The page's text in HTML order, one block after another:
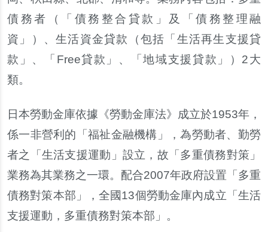
債務者
（「 債務整合貸款 」 及 「 債務整理融
資 」） 、 生活資金貸款 （包括 「 生活再生支援貸
款 」、「 Free貸款 」、「地域支援貸款 」） 2大
類。
日本勞動金庫依據 《勞動金庫法》 成立於1953年 ，
係一非營利的 「福祉金融機構 」，為勞動者、 勤勞
者之
「 生活支援運動 」 設立 ， 故 「 多重債務對策 」
業務為其業務之一環。 配合2007年政府設置 「 多重
債務對策本部 」，全國13個勞動金庫內成立 「 生活
支援運動 ， 多重債務對策本部 」。